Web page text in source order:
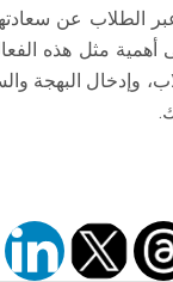
الطلاب عن سعادتهم
أهمية مثل هذه
وإدخال البهجة